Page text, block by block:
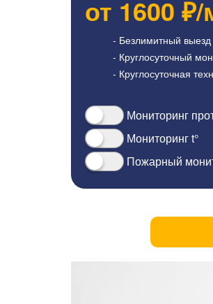
от 1600 ₽/
- Безлимитный выезд
- Круглосуточный
- Круглосуточная
Мониторинг
Мониторинг t°
Пожарный